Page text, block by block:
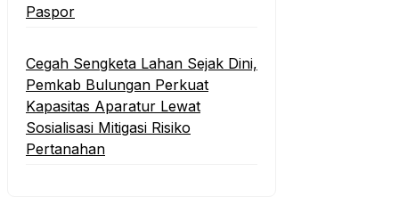
Paspor
Cegah Sengketa Lahan Sejak Dini,
Pemkab Bulungan Perkuat
Kapasitas Aparatur Lewat
Sosialisasi Mitigasi Risiko
Pertanahan